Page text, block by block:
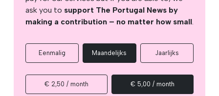
ask you to support The Portugal News by
making a contribution – no matter how small.
Eenmalig Maandelijks Jaarlijks
€ 2,50 / month € 5,00 / month